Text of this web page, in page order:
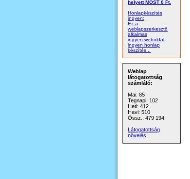
helyett MOST 0 Ft.
Honlapkészítés
ingyen:
Ez a
weblapszerkesztő
alkalmas
ingyen weboldal,
ingyen honlap
készítés...
Weblap
látogatottság
számláló:
Mai: 85
Tegnapi: 102
Heti: 412
Havi: 510
Össz.: 479 194
Látogatottság
növelés